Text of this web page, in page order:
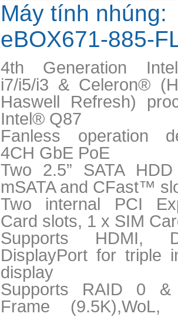
Máy tính nhúng:
eBOX671-885-
4th Generation
i7/i5/i3 & Celeron®
Haswell Refresh)
Intel® Q87
Fanless operation
4CH GbE PoE
Two 2.5” SATA
mSATA and CFast™
Two internal PCI
Card slots, 1 x SIM
Supports HDMI,
DisplayPort for triple
display
Supports RAID 0
Frame